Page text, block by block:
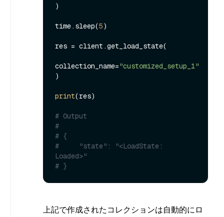
)
time.sleep(5)
res = client.get_load_state(
collection_name="customized_setup_1"
)
print(res)
# Output
#
# {
#     "state": "<LoadState:
Loaded>"
# }
上記で作成されたコレクションは自動的にロ